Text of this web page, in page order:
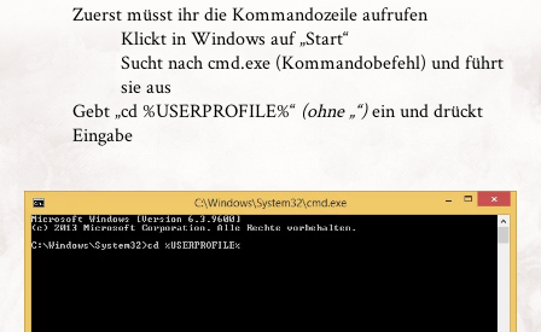
Zuerst müsst ihr die Kommandozeile aufrufen
Klickt in Windows auf „Start“
Sucht nach cmd.exe (Kommandobefehl) und führt
sie aus
Gebt „cd %USERPROFILE%“ (ohne „“)ein und drückt
Eingabe